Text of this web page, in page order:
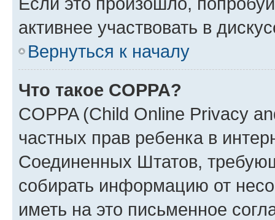
активнее участвовать в
Вернуться к началу
Что такое COPPA?
COPPA (Child Online Privacy
частных прав ребенка в
Соединенных Штатов,
собирать информацию от
иметь на это письменное